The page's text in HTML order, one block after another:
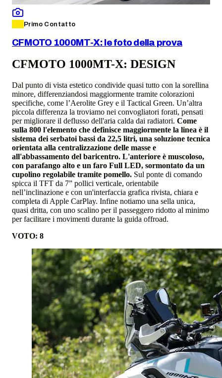
Primo Contatto
CFMOTO 1000MT-X: le foto della prova
CFMOTO 1000MT-X: DESIGN
Dal punto di vista estetico condivide quasi tutto con la sorellina
minore, differenziandosi maggiormente tramite colorazioni
specifiche, come l’Aerolite Grey e il Tactical Green. Un’altra
piccola differenza la troviamo nei convogliatori forati, pensati
per migliorare il deflusso dell'aria calda dai radiatori. Come
sulla 800 l'elemento che definisce maggiormente la linea è il
sistema dei serbatoi bassi da 22,5 litri, una soluzione tecnica
orientata alla centralizzazione delle masse e
all'abbassamento del baricentro. L'anteriore è muscoloso,
con parafango alto e un faro Full LED, sormontato da un
cupolino regolabile tramite pomello. Sul ponte di comando
spicca il TFT da 7” pollici verticale, orientabile
nell’inclinazione e con un'interfaccia grafica rivista, chiara e
completa di Apple CarPlay. Infine notiamo una sella unica,
quasi dritta, con uno scalino per il passeggero ridotto al minimo
per facilitare i movimenti durante la guida offroad.
VOTO: 8